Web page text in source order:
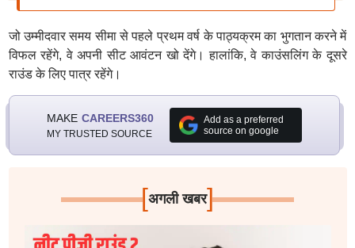
जो उम्मीदवार समय सीमा से पहले प्रथम वर्ष के पाठ्यक्रम का भुगतान करने में
विफल रहेंगे, वे अपनी सीट आवंटन खो देंगे। हालांकि, वे काउंसलिंग के दूसरे
राउंड के लिए पात्र रहेंगे।
MAKE CAREERS360
MY TRUSTED SOURCE
Add as a preferred
source on google
[अगली खबर]